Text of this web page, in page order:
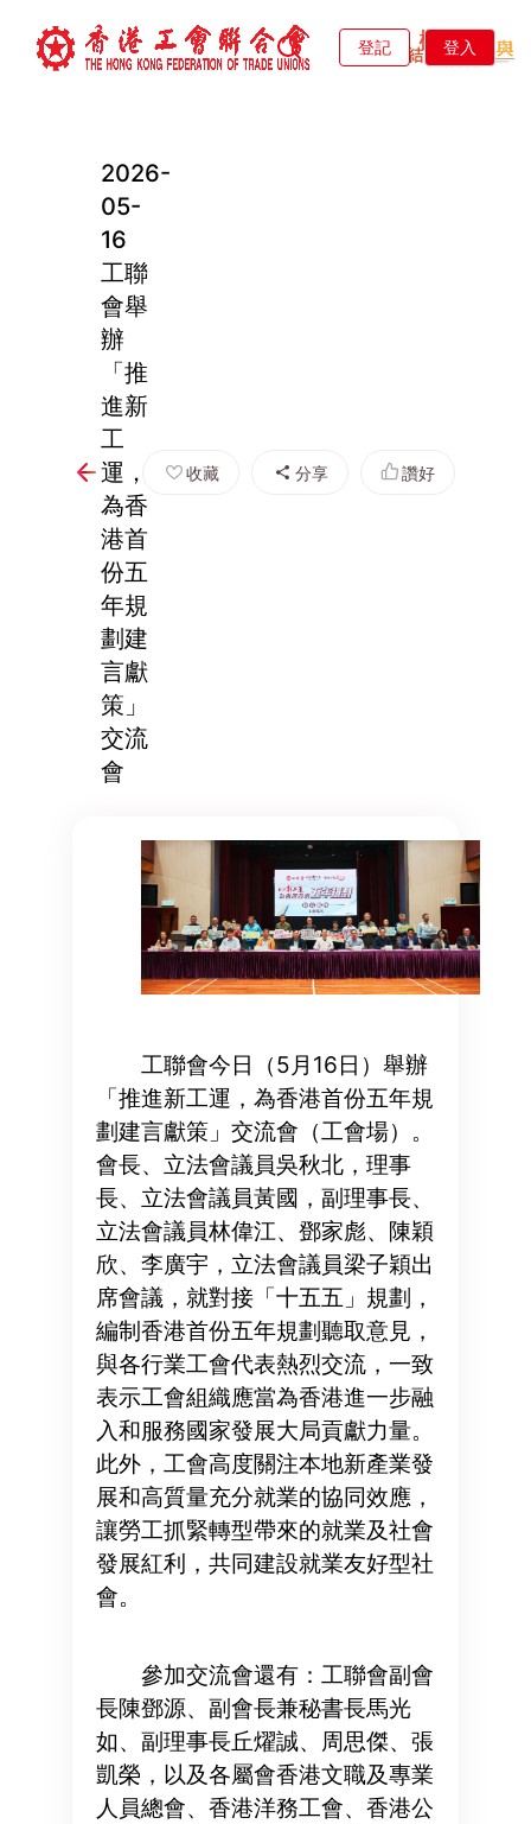
登記 登入
2026-
05-
16
工聯
會舉
辦
「推
進新
工
運，
為香
港首
份五
年規
劃建
言獻
策」
交流
會
收藏 分享 讚好
工聯會今日（5月16日）舉辦
「推進新工運，為香港首份五年規
劃建言獻策」交流會（工會場）。
會長、立法會議員吳秋北，理事
長、立法會議員黃國，副理事長、
立法會議員林偉江、鄧家彪、陳穎
欣、李廣宇，立法會議員梁子穎出
席會議，就對接「十五五」規劃，
編制香港首份五年規劃聽取意見，
與各行業工會代表熱烈交流，一致
表示工會組織應當為香港進一步融
入和服務國家發展大局貢獻力量。
此外，工會高度關注本地新產業發
展和高質量充分就業的協同效應，
讓勞工抓緊轉型帶來的就業及社會
發展紅利，共同建設就業友好型社
會。
參加交流會還有：工聯會副會
長陳鄧源、副會長兼秘書長馬光
如、副理事長丘燿誠、周思傑、張
凱榮，以及各屬會香港文職及專業
人員總會、香港洋務工會、香港公